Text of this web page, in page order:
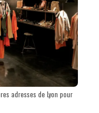
adresses de Lyon pour